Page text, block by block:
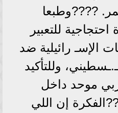
????وطبعا
للتعبير
الإسـ رائيلية ضد
وللتأكيد
موحد داخل
إن اللي